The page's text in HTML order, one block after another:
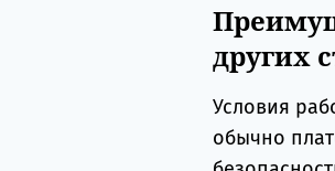
других
Условия
обычно